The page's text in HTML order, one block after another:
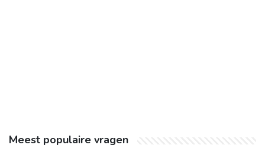
Meest populaire vragen